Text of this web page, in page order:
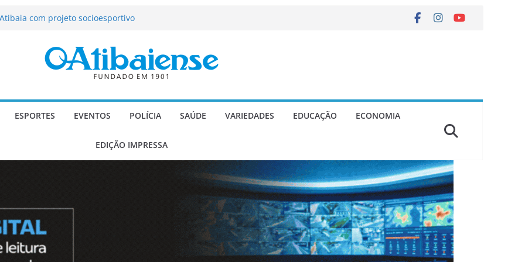
e Morango abre programação
infantis e valorização dos produtores
a deputado estadual é
ESPORTES EVENTOS POLÍCIA SAÚDE VARIEDADES EDUCAÇÃO ECONOMIA
EDIÇÃO IMPRESSA